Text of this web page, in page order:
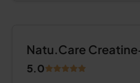
Natu.Care
5.0